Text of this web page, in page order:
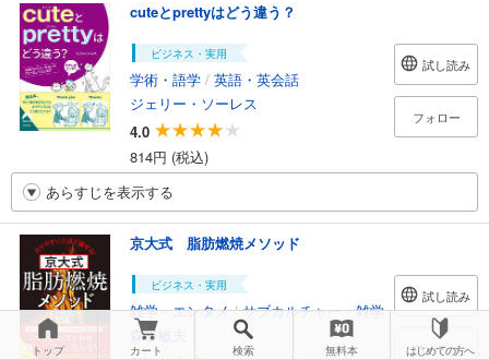
cuteとprettyはどう違う？
ビジネス・実用
学術・語学 / 英語・英会話
ジェリー・ソーレス
4.0
814円 (税込)
試し読み
フォロー
あらすじを表示する
京大式 脂肪燃焼メソッド
ビジネス・実用
雑学・エンタメ/サブカルチャー・雑学
森谷敏夫
試し読み
フォロー
トップ カート 検索 無料本 はじめての方へ